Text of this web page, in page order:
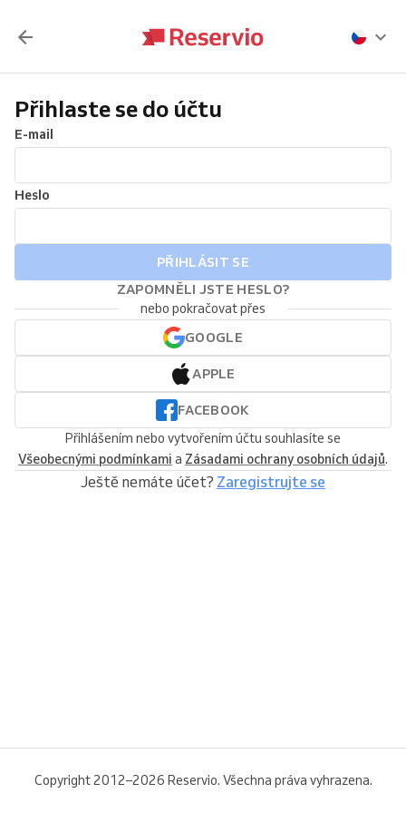
Přihlaste se do účtu
E-mail
Heslo
PŘIHLÁSIT SE
ZAPOMNĚLI JSTE HESLO?
nebo pokračovat přes
GOOGLE
APPLE
FACEBOOK
Přihlášením nebo vytvořením účtu souhlasíte se
Všeobecnými podmínkami a Zásadami ochrany osobních údajů.
Ještě nemáte účet? Zaregistrujte se
Copyright 2012–2026 Reservio. Všechna práva vyhrazena.